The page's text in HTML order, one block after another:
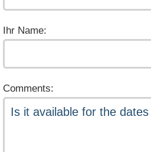
Ihr Name:
Comments: